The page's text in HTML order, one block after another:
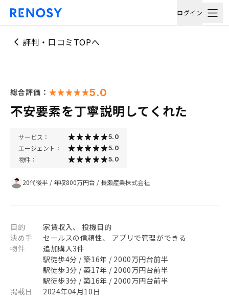
ログイン
評判・口コミTOPへ
総合評価： 5.0
不安要素を丁寧説明してくれた
サービス： 5.0
エージェント： 5.0
物件： 5.0
20代後半 / 年収800万円台 / 長瀬産業株式会社
目的
家賃収入、 投機目的
決め手
セールスの信頼性、 アプリで管理ができる
物件
追加購入3件
駅徒歩4分 / 築16年 / 2000万円台前半
駅徒歩3分 / 築17年 / 2000万円台前半
駅徒歩3分 / 築16年 / 2000万円台前半
掲載日
2024年04月10日